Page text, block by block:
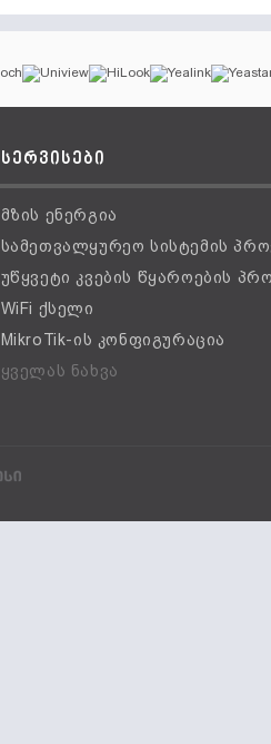
სერვისები
მზის ენერგია
სამეთვალყურეო სისტემის
უწყვეტი კვების წყაროების
WiFi ქსელი
MikroTik-ის კონფიგურაცია
ყველას ნახვა